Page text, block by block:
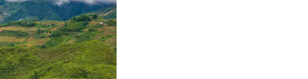
索結果を確認することができます。